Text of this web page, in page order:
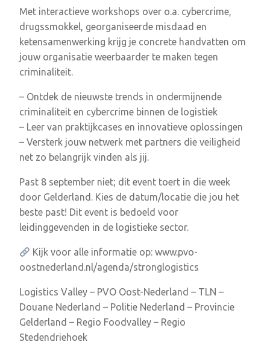
Met interactieve workshops over o.a. cybercrime,
drugssmokkel, georganiseerde misdaad en
ketensamenwerking krijg je concrete handvatten om
jouw organisatie weerbaarder te maken tegen
criminaliteit.
– Ontdek de nieuwste trends in ondermijnende
criminaliteit en cybercrime binnen de logistiek
– Leer van praktijkcases en innovatieve oplossingen
– Versterk jouw netwerk met partners die veiligheid
net zo belangrijk vinden als jij.
Past 8 september niet; dit event toert in die week
door Gelderland. Kies de datum/locatie die jou het
beste past! Dit event is bedoeld voor
leidinggevenden in de logistieke sector.
Kijk voor alle informatie op: www.pvo-
oostnederland.nl/agenda/stronglogistics
Logistics Valley – PVO Oost-Nederland – TLN –
Douane Nederland – Politie Nederland – Provincie
Gelderland – Regio Foodvalley – Regio
Stedendriehoek